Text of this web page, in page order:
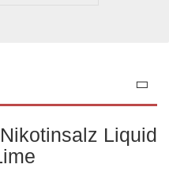
Liquid